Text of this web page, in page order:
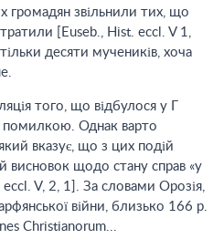
громадян звільнили тих, що
[Euseb., Hist. eccl. V 1,
десяти мучеників, хоча
того, що відбулося у Г
помилкою. Однак варто
вказує, що з цих подій
висновок щодо стану справ «у
eccl. V, 2, 1]. За словами Орозія,
війни, близько 166 р.
Christianorum...